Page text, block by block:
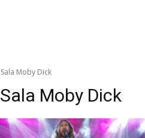
Sala Moby Dick
Sala Moby Dick